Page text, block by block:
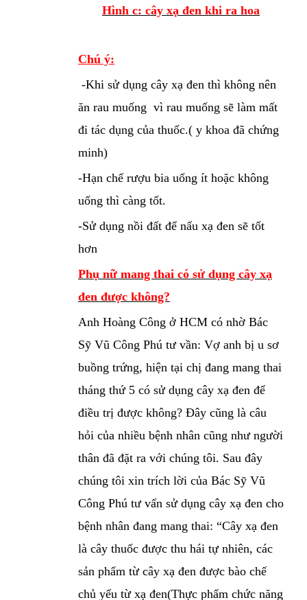
Hình c: cây xạ đen khi ra hoa
Chú ý:
-Khi sử dụng cây xạ đen thì không nên
ăn rau muống vì rau muống sẽ làm mất
đi tác dụng của thuốc.( y khoa đã chứng
minh)
-Hạn chế rượu bia uống ít hoặc không
uống thì càng tốt.
-Sử dụng nồi đất để nấu xạ đen sẽ tốt
hơn
Phụ nữ mang thai có sử dụng cây xạ
đen được không?
Anh Hoàng Công ở HCM có nhờ Bác
Sỹ Vũ Công Phú tư vần: Vợ anh bị u sơ
buồng trứng, hiện tại chị đang mang thai
tháng thứ 5 có sử dụng cây xạ đen để
điều trị được không? Đây cũng là câu
hỏi của nhiều bệnh nhân cũng như người
thân đã đặt ra với chúng tôi. Sau đây
chúng tôi xin trích lời của Bác Sỹ Vũ
Công Phú tư vấn sử dụng cây xạ đen cho
bệnh nhân đang mang thai: “Cây xạ đen
là cây thuốc được thu hái tự nhiên, các
sản phẩm từ cây xạ đen được bào chế
chủ yếu từ xạ đen(Thực phẩm chức năng